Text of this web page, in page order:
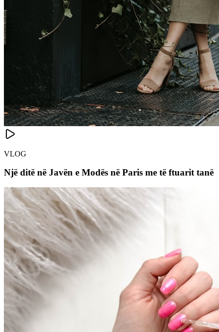
VLOG
Një ditë në Javën e Modës në Paris me të ftuarit tanë